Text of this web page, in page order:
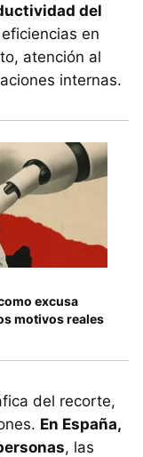
del
en
atención al
internas.
excusa
motivos reales
del recorte,
En España,
, las